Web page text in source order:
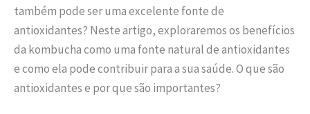
também pode ser uma excelente fonte de
antioxidantes? Neste artigo, exploraremos os benefícios
da kombucha como uma fonte natural de antioxidantes
e como ela pode contribuir para a sua saúde. O que são
antioxidantes e por que são importantes?